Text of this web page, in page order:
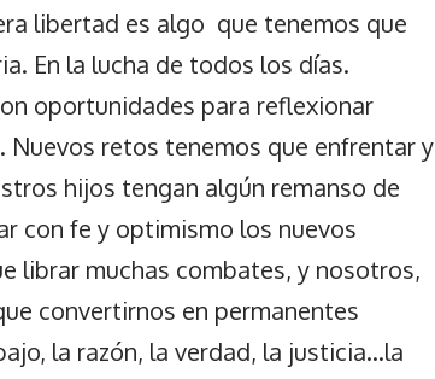
libertad es algo que tenemos que
En la lucha de todos los días.
oportunidades para reflexionar
retos tenemos que enfrentar y
hijos tengan algún remanso de
con fe y optimismo los nuevos
librar muchas combates, y nosotros,
convertirnos en permanentes
la razón, la verdad, la justicia…la